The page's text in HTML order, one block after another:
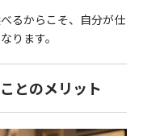
るからこそ、自分が仕
ります。
とのメリット